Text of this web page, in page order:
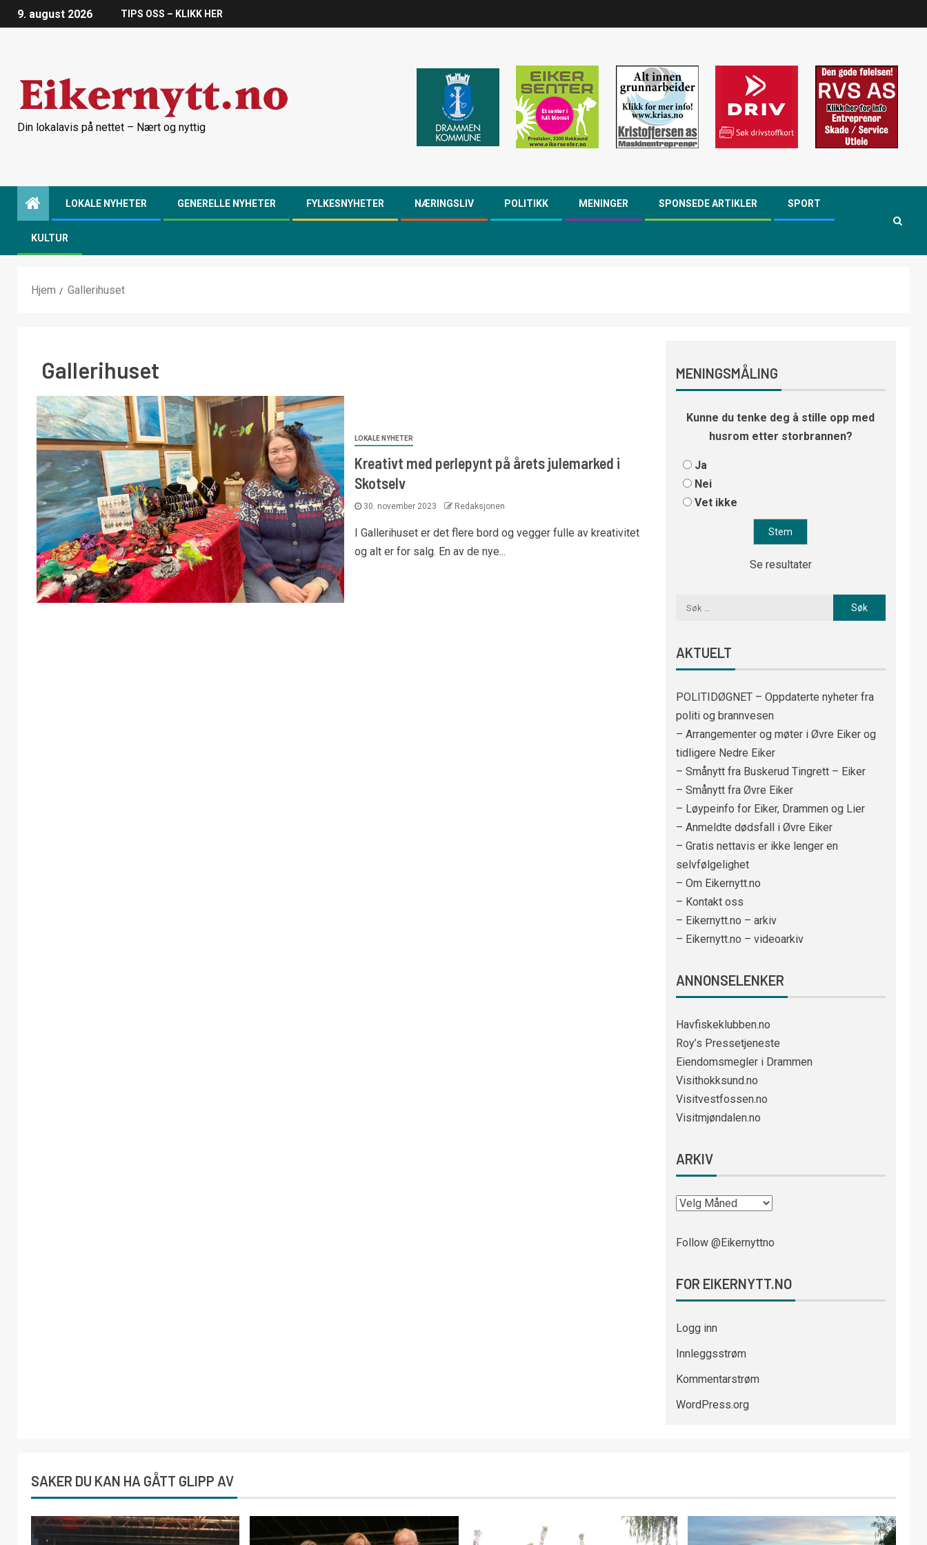
9. august 2026 TIPS OSS – KLIKK HER
Din lokalavis på nettet – Nært og nyttig
LOKALE NYHETER GENERELLE NYHETER FYLKESNYHETER NÆRINGSLIV POLITIKK MENINGER SPONSEDE ARTIKLER SPORT
KULTUR
Hjem Gallerihuset
Gallerihuset
LOKALE NYHETER
Kreativt med perlepynt på årets julemarked i
Skotselv
30. november 2023 Redaksjonen
I Gallerihuset er det flere bord og vegger fulle av kreativitet
og alt er for salg. En av de nye...
MENINGSMÅLING
Kunne du tenke deg å stille opp med
husrom etter storbrannen?
Ja
Nei
Vet ikke
Se resultater
AKTUELT
POLITIDØGNET – Oppdaterte nyheter fra
politi og brannvesen
– Arrangementer og møter i Øvre Eiker og
tidligere Nedre Eiker
– Smånytt fra Buskerud Tingrett – Eiker
– Smånytt fra Øvre Eiker
– Løypeinfo for Eiker, Drammen og Lier
– Anmeldte dødsfall i Øvre Eiker
– Gratis nettavis er ikke lenger en
selvfølgelighet
– Om Eikernytt.no
– Kontakt oss
– Eikernytt.no – arkiv
– Eikernytt.no – videoarkiv
ANNONSELENKER
Havfiskeklubben.no
Roy’s Pressetjeneste
Eiendomsmegler i Drammen
Visithokksund.no
Visitvestfossen.no
Visitmjøndalen.no
ARKIV
Follow @Eikernyttno
FOR EIKERNYTT.NO
Logg inn
Innleggsstrøm
Kommentarstrøm
WordPress.org
SAKER DU KAN HA GÅTT GLIPP AV